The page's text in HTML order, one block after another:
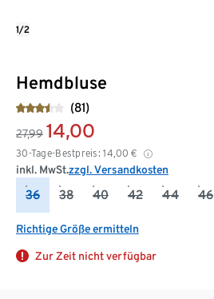
Hemdbluse
(81)
27,99 14,00
30-Tage-Bestpreis: 14,00 €
inkl. MwSt.zzgl. Versandkosten
36 38 40 42 44 46
Richtige Größe ermitteln
Zur Zeit nicht verfügbar
1/2